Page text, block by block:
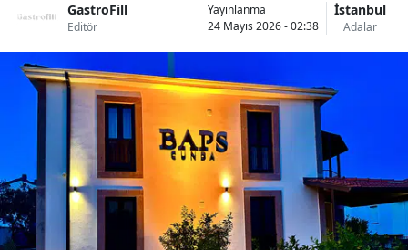
GastroFill
Editör
Yayınlanma
24 Mayıs 2026 - 02:38
İstanbul
Adalar